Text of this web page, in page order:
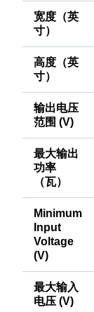
宽度（英
寸）
高度（英
寸）
输出电压
范围 (V)
最大输出
功率
（瓦）
Minimum
Input
Voltage
(V)
最大输入
电压 (V)